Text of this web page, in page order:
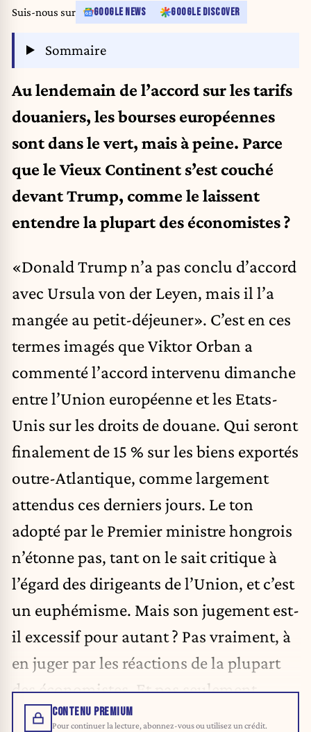
European Union chief Ursula von der Leyen. "We have reached a deal. It's
a good deal for everybody," Trump told reporters after talks with von der
Leyen at his golf resort in Turnberry, Scotland. The EU chief also hailed it
as a "good deal". Brendan SMIALOWSKI / AFP
Suis-nous sur GOOGLE NEWS GOOGLE DISCOVER
Sommaire
Au lendemain de l’accord sur les tarifs
douaniers, les bourses européennes
sont dans le vert, mais à peine. Parce
que le Vieux Continent s’est couché
devant Trump, comme le laissent
entendre la plupart des économistes ?
«Donald Trump n’a pas conclu d’accord
avec Ursula von der Leyen, mais il l’a
mangée au petit-déjeuner». C’est en ces
termes imagés que Viktor Orban a
commenté l’accord intervenu dimanche
entre l’Union européenne et les Etats-
Unis sur les droits de douane. Qui seront
finalement de 15 % sur les biens exportés
outre-Atlantique, comme largement
attendus ces derniers jours. Le ton
adopté par le Premier ministre hongrois
n’étonne pas, tant on le sait critique à
l’égard des dirigeants de l’Union, et c’est
un euphémisme. Mais son jugement est-
il excessif pour autant ? Pas vraiment, à
en juger par les réactions de la plupart
des économistes. Et pas seulement.
CONTENU PREMIUM
Pour continuer la lecture, abonnez-vous ou utilisez un crédit.